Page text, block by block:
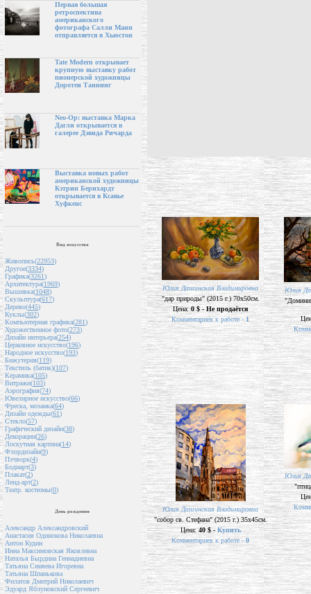
Первая большая
ретроспектива
американского
фотографа Салли Манн
отправляется в Хьюстон
Tate Modern открывает
крупную выставку работ
пионерской художницы
Доротеи Таннинг
Neo-Op: выставка Марка
Дагли открывается в
галерее Дэвида Ричарда
Выставка новых работ
американской художницы
Кэтрин Бернхардт
открывается в Ксавье
Хуфкенс
Вид искусства
Живопись(22953)
Другое(3334)
Графика(3261)
Архитектура(1969)
Вышивка(1048)
Скульптура(617)
Дерево(445)
Куклы(302)
Компьютерная графика(281)
Художественное фото(273)
Дизайн интерьера(254)
Церковное искусство(196)
Народное искусство(193)
Бижутерия(119)
Текстиль (батик)(107)
Керамика(105)
Витражи(103)
Аэрография(74)
Ювелирное искусство(66)
Фреска, мозаика(64)
Дизайн одежды(61)
Стекло(57)
Графический дизайн(38)
Декорации(26)
Лоскутная картина(14)
Флордизайн(9)
Пэчворк(4)
Бодиарт(3)
Плакат(2)
Ленд-арт(2)
Театр. костюмы(0)
День рождения
Александр Александровский
Анастасия Одинокова Николаевна
Антон Кудин
Инна Максимовская Яковлевна
Наталья Бырдина Геннадиевна
Татьяна Синяева Игоревна
Татьяна Шпанькова
Филатов Дмитрий Николаевич
Эдуард Яблуновский Сергеевич
Юлия Дашинская Владимировна
"дар природы" (2015 г.) 70х50см.
Цена:0 $ - Не продаётся
Комментариев к работе - 1
Юлия
Юлия Дашинская Владимировна
"собор св. Стефана" (2015 г.) 35х45см.
Цена:40 $ - Купить
Комментариев к работе -0
Юлия